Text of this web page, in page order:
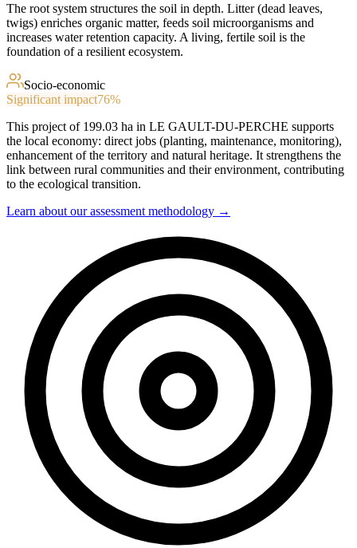
The root system structures the soil in depth. Litter (dead leaves,
twigs) enriches organic matter, feeds soil microorganisms and
increases water retention capacity. A living, fertile soil is the
foundation of a resilient ecosystem.
Socio-economic
Significant impact76%
This project of 199.03 ha in LE GAULT-DU-PERCHE supports
the local economy: direct jobs (planting, maintenance, monitoring),
enhancement of the territory and natural heritage. It strengthens the
link between rural communities and their environment, contributing
to the ecological transition.
Learn about our assessment methodology →